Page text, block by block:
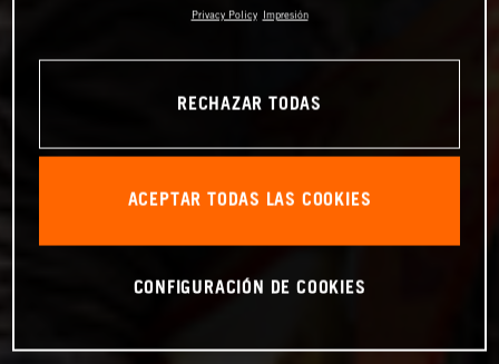
Privacy Policy Impresión
RECHAZAR TODAS
ACEPTAR TODAS LAS COOKIES
CONFIGURACIÓN DE COOKIES